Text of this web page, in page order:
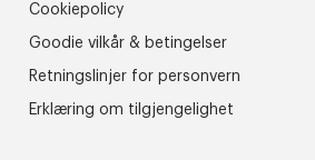
Cookiepolicy
Goodie vilkår & betingelser
Retningslinjer for personvern
Erklæring om tilgjengelighet